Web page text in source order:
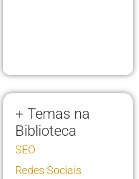
+ Temas na
Biblioteca
SEO
Redes Sociais